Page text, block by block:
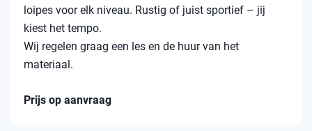
loipes voor elk niveau. Rustig of juist sportief – jij
kiest het tempo.
Wij regelen graag een les en de huur van het
materiaal.
Prijs op aanvraag